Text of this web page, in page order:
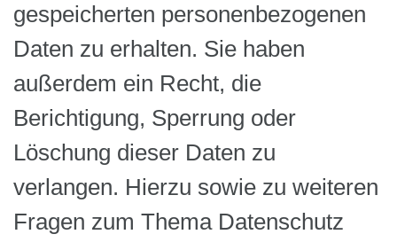
gespeicherten personenbezogenen
Daten zu erhalten. Sie haben
außerdem ein Recht, die
Berichtigung, Sperrung oder
Löschung dieser Daten zu
verlangen. Hierzu sowie zu weiteren
Fragen zum Thema Datenschutz